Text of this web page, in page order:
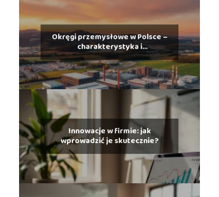
Okręgi przemysłowe w Polsce –
charakterystyka i
rozmieszczenie
Innowacje w firmie: jak
wprowadzić je skutecznie?